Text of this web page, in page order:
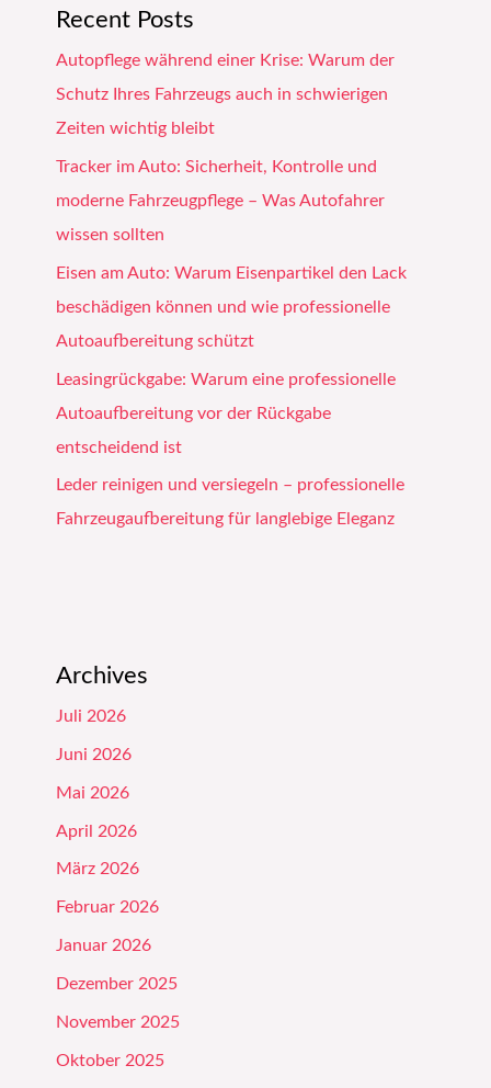
Recent Posts
Autopflege während einer Krise: Warum der
Schutz Ihres Fahrzeugs auch in schwierigen
Zeiten wichtig bleibt
Tracker im Auto: Sicherheit, Kontrolle und
moderne Fahrzeugpflege – Was Autofahrer
wissen sollten
Eisen am Auto: Warum Eisenpartikel den Lack
beschädigen können und wie professionelle
Autoaufbereitung schützt
Leasingrückgabe: Warum eine professionelle
Autoaufbereitung vor der Rückgabe
entscheidend ist
Leder reinigen und versiegeln – professionelle
Fahrzeugaufbereitung für langlebige Eleganz
Archives
Juli 2026
Juni 2026
Mai 2026
April 2026
März 2026
Februar 2026
Januar 2026
Dezember 2025
November 2025
Oktober 2025